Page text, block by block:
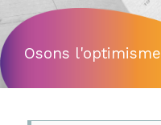
Osons l'optimisme